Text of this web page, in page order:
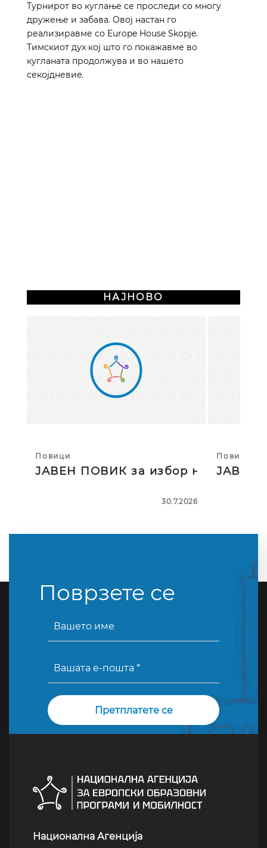
Турнирот во куглање се проследи со многу
дружење и забава. Овој настан го
реализиравме со Europe House Skopje.
Тимскиот дух кој што го покажавме во
кугланата продолжува и во нашето
секојдневиe.
НАЈНОВО
Повици
ЈАВЕН ПОВИК за избор на тројца
30.7.2026
Повици
ЈАВЕН
Поврзете се
Национална Агенција